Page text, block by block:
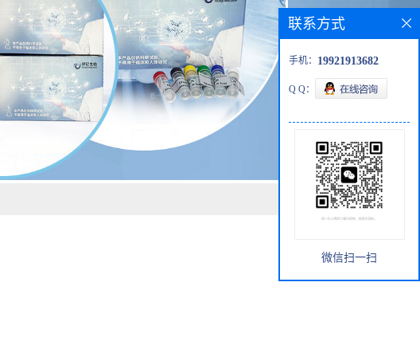
联系方式
手机： 19921913682
Q Q：
微信扫一扫